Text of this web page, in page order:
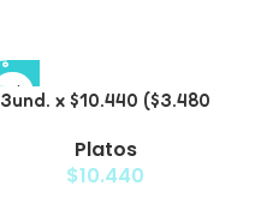
3und. x $10.440 ($3.480
para Mascotas con Bowl
de Acero
Platos
$10.440